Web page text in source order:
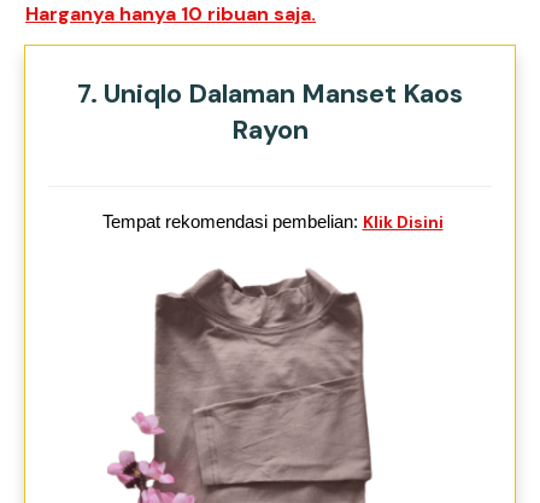
Harganya hanya 10 ribuan saja.
7. Uniqlo Dalaman Manset Kaos
Rayon
Tempat rekomendasi pembelian: Klik Disini